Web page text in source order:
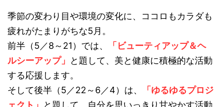
季節の変わり目や環境の変化に、ココロもカラダも
疲れがたまりがちな5月。
前半（5／8～21）では、
「ビューティアップ＆ヘ
ルシーアップ」
と題して、美と健康に積極的な活動
する応援します。
そして後半（5／22～6／4）は、
「ゆるゆるプロジ